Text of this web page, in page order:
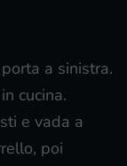
a sinistra.
cucina.
e vada a
poi